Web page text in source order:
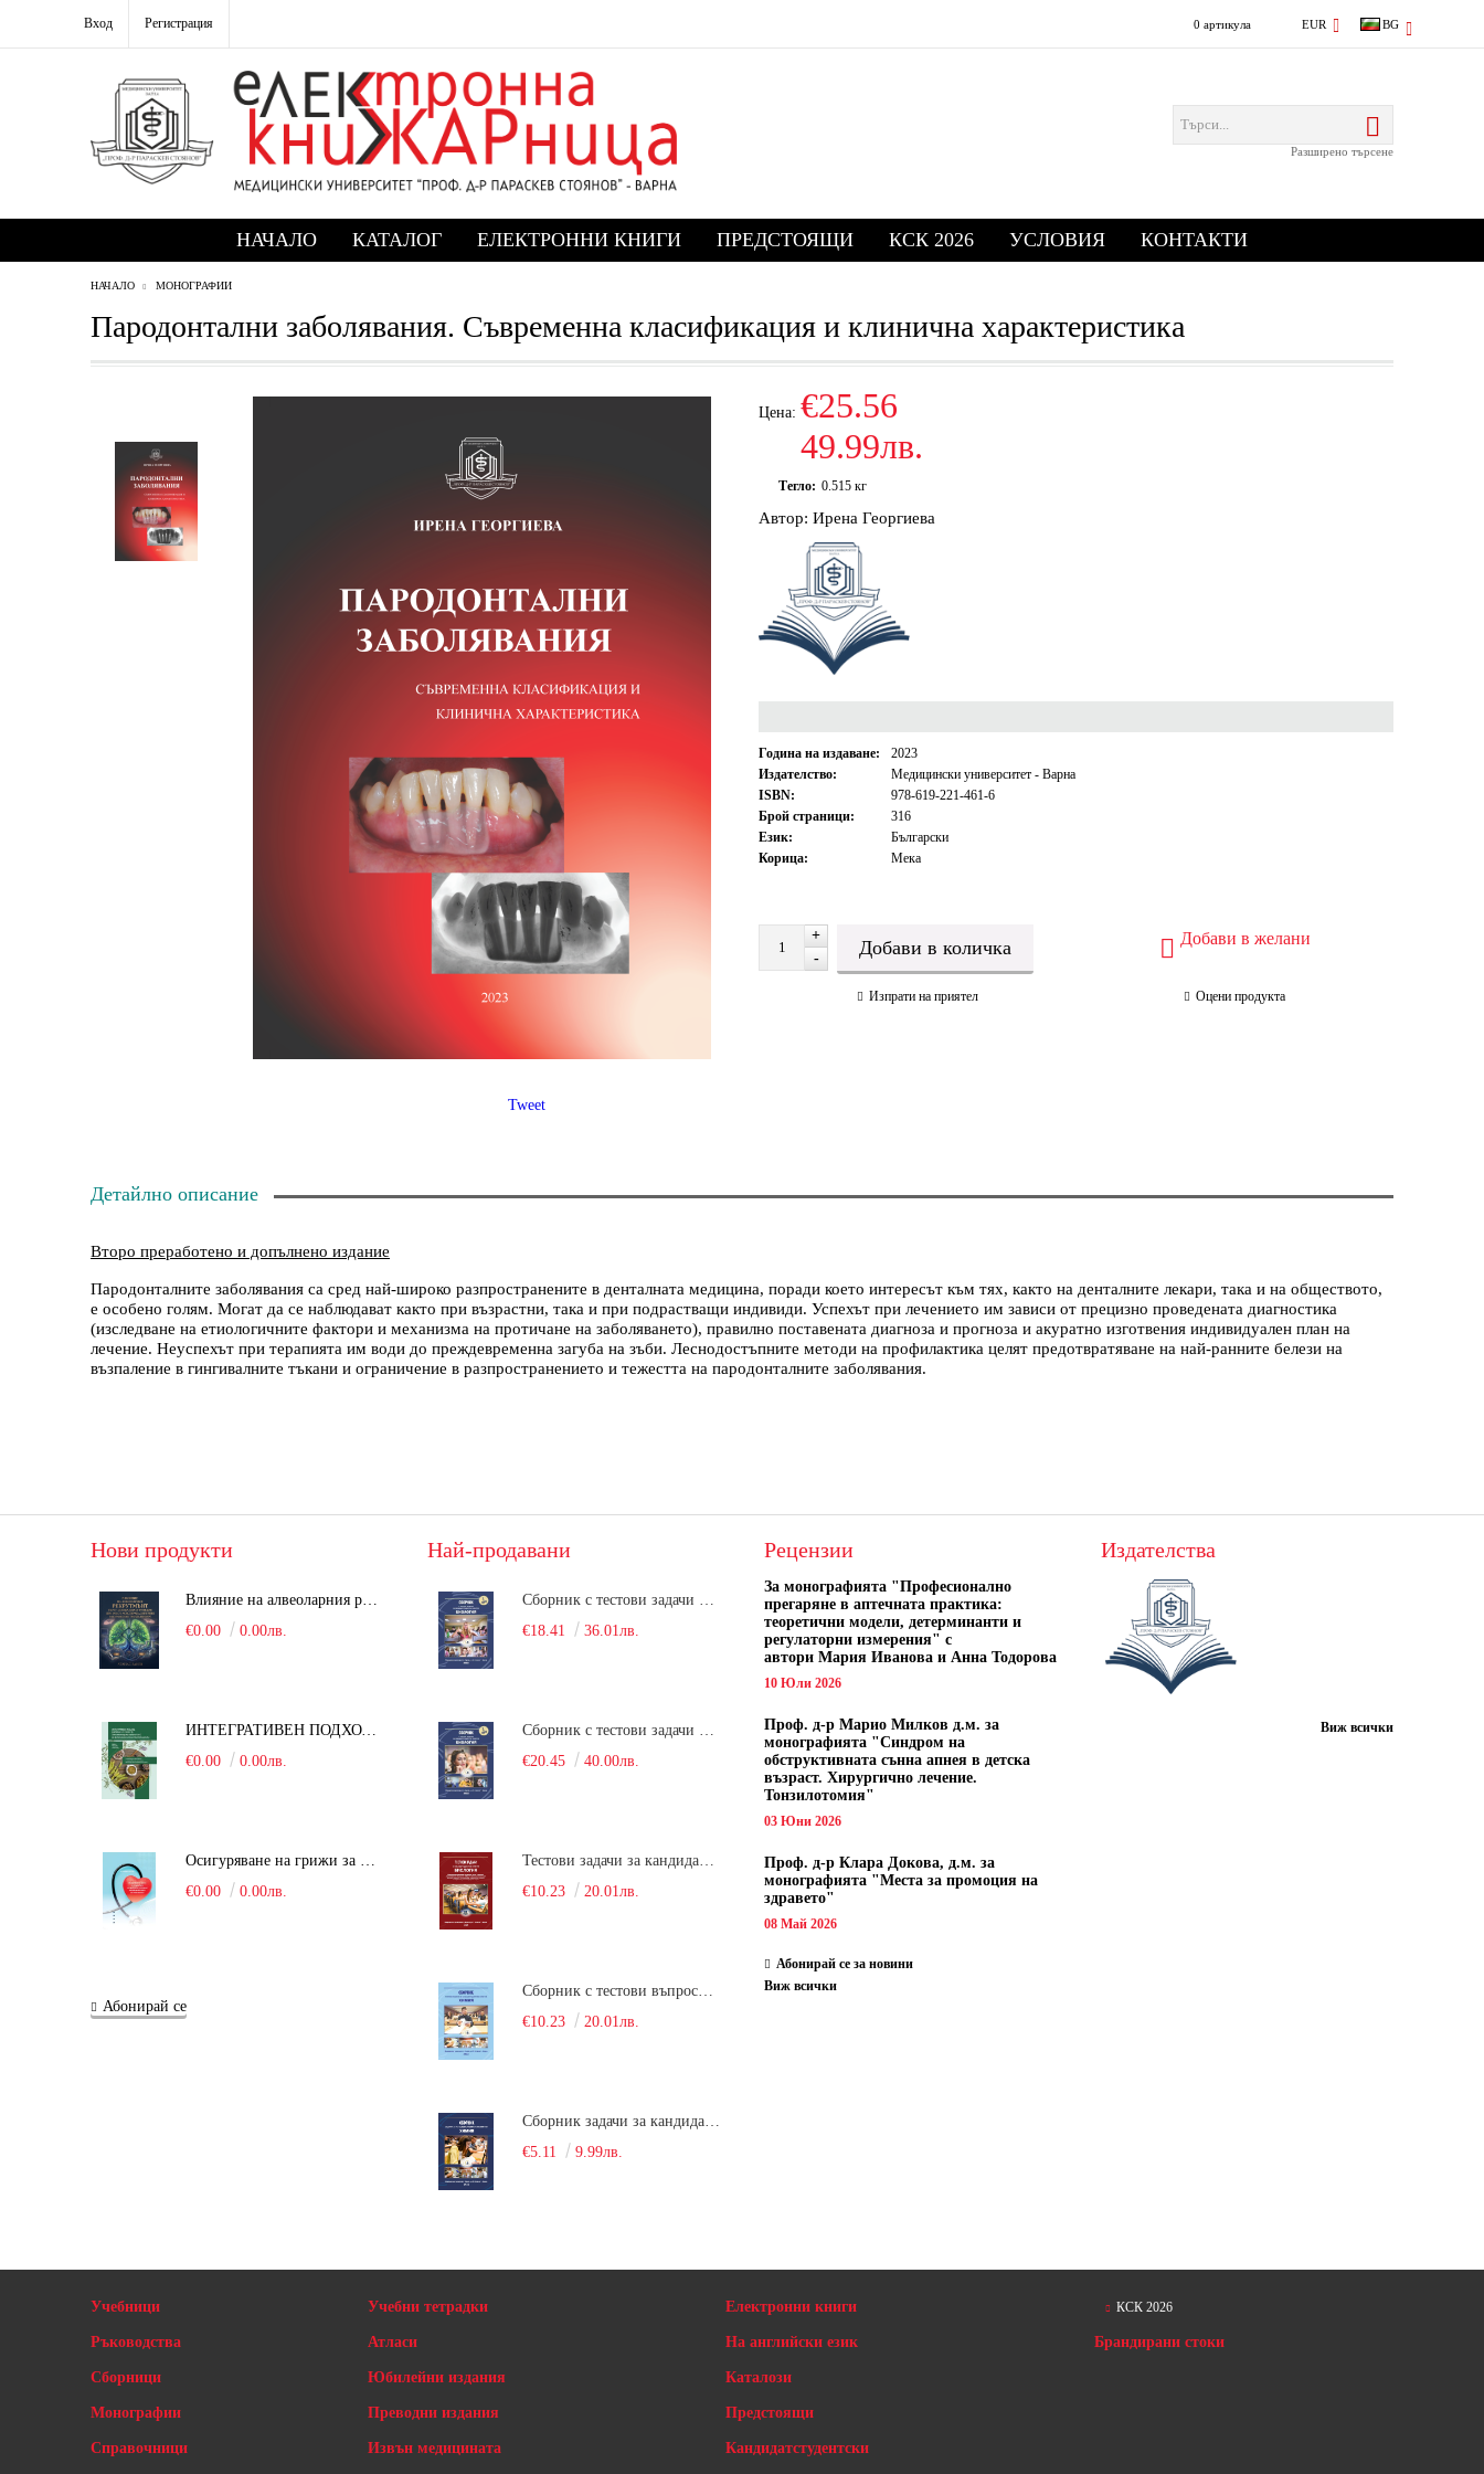
Вход Регистрация 0 артикула EUR BG
Разширено търсене
НАЧАЛО КАТАЛОГ ЕЛЕКТРОННИ КНИГИ ПРЕДСТОЯЩИ КСК 2026 УСЛОВИЯ КОНТАКТИ
НАЧАЛО МОНОГРАФИИ
Пародонтални заболявания. Съвременна класификация и клинична характеристика
Цена: €25.56
49.99лв.
Тегло: 0.515 кг
Автор: Ирена Георгиева
Година на издаване:
2023
Издателство:
Медицински университет - Варна
ISBN:
978-619-221-461-6
Брой страници:
316
Език:
Български
Корица:
Мека
+
-
Добави в желани
Изпрати на приятел Оцени продукта
Tweet
Детайлно описание
Второ преработено и допълнено издание
Пародонталните заболявания са сред най-широко разпространените в денталната медицина, поради което интересът към тях, както на денталните лекари, така и на обществото,
е особено голям. Могат да се наблюдават както при възрастни, така и при подрастващи индивиди. Успехът при лечението им зависи от прецизно проведената диагностика
(изследване на етиологичните фактори и механизма на протичане на заболяването), правилно поставената диагноза и прогноза и акуратно изготвения индивидуален план на
лечение. Неуспехът при терапията им води до преждевременна загуба на зъби. Леснодостъпните методи на профилактика целят предотвратяване на най-ранните белези на
възпаление в гингивалните тъкани и ограничение в разпространението и тежестта на пародонталните заболявания.
Нови продукти
Влияние на алвеоларния рекрутмънт върху белодробната функция при робот-асистирана хирургия в положение Тренделенбург
€0.00
0.00лв.
ИНТЕГРАТИВЕН ПОДХОД В БОРБАТА С COVID-19: От патогенезата на Sars-Cov-2 до фитомедицината и етноботаниката. Антивирусна активност и терапевтичен потенциал на българските лечебни растения
€0.00
0.00лв.
Осигуряване на грижи за поддържане на здравното състояние на уязвимите групи от населени
€0.00
0.00лв.
Абонирай се
Най-продавани
Сборник с тестови задачи за кандидатстудентски изпит по биология върху учебния материал за задължителна и профилирана подготовка, изучаван в средния курс на обучение. Част 1
€18.41
36.01лв.
Сборник с тестови задачи за кандидатстудентски изпит по биология върху учебния материал за задължителна и профилирана подготовка, изучаван в средния курс на обучение. Част 2
€20.45
40.00лв.
Тестови задачи за кандидатстудентски изпит по биология. Сборник
€10.23
20.01лв.
Сборник с тестови въпроси за кандидатстудентски изпит по химия. 2022
€10.23
20.01лв.
Сборник задачи за кандидатстудентски изпит по химия
€5.11
9.99лв.
Рецензии
За монографията "Професионално
прегаряне в аптечната практика:
теоретични модели, детерминанти и
регулаторни измерения" с
автори Мария Иванова и Анна Тодорова
10 Юли 2026
Проф. д-р Марио Милков д.м. за
монографията "Синдром на
обструктивната сънна апнея в детска
възраст. Хирургично лечение.
Тонзилотомия"
03 Юни 2026
Проф. д-р Клара Докова, д.м. за
монографията "Места за промоция на
здравето"
08 Май 2026
Абонирай се за новини
Виж всички
Издателства
Виж всички
Учебници
Ръководства
Сборници
Монографии
Справочници
Учебни тетрадки
Атласи
Юбилейни издания
Преводни издания
Извън медицината
Електронни книги
На английски език
Каталози
Предстоящи
Кандидатстудентски
КСК 2026
Брандирани стоки